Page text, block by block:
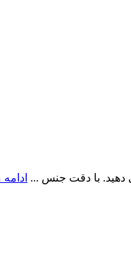
دهید. با دقت جنس ...